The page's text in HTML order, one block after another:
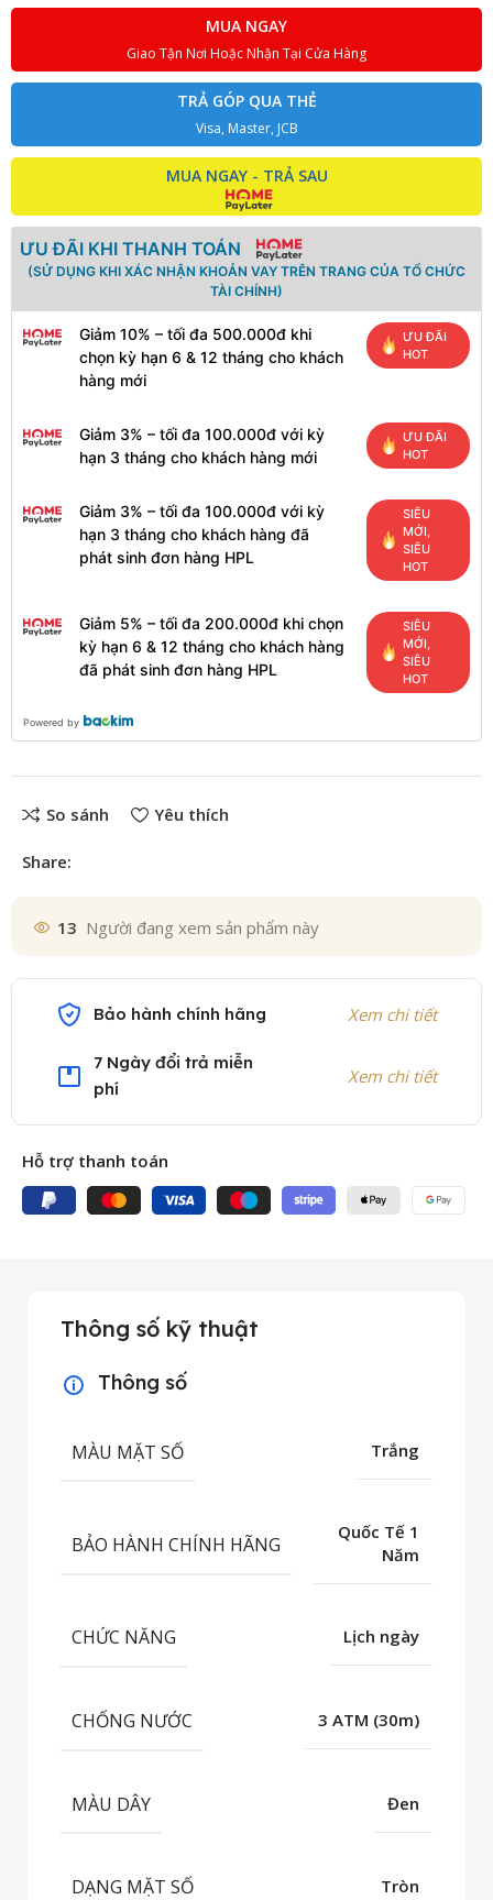
MUA NGAY
Giao Tận Nơi Hoặc Nhận Tại Cửa Hàng
TRẢ GÓP QUA THẺ
Visa, Master, JCB
MUA NGAY - TRẢ SAU
ƯU ĐÃI KHI THANH TOÁN
(SỬ DỤNG KHI XÁC NHẬN KHOẢN VAY TRÊN TRANG CỦA TỔ CHỨC
TÀI CHÍNH)
Giảm 10% – tối đa 500.000đ khi
chọn kỳ hạn 6 & 12 tháng cho khách
hàng mới
ƯU ĐÃI
HOT
Giảm 3% – tối đa 100.000đ với kỳ
hạn 3 tháng cho khách hàng mới
ƯU ĐÃI
HOT
Giảm 3% – tối đa 100.000đ với kỳ
hạn 3 tháng cho khách hàng đã
phát sinh đơn hàng HPL
SIÊU
MỚI,
SIÊU
HOT
Giảm 5% – tối đa 200.000đ khi chọn
kỳ hạn 6 & 12 tháng cho khách hàng
đã phát sinh đơn hàng HPL
SIÊU
MỚI,
SIÊU
HOT
Powered by
So sánh Yêu thích
Share:
13 Người đang xem sản phẩm này
Bảo hành chính hãng Xem chi tiết
7 Ngày đổi trả miễn
phí
Xem chi tiết
Hỗ trợ thanh toán
Thông số kỹ thuật
Thông số
MÀU MẶT SỐ Trắng
BẢO HÀNH CHÍNH HÃNG
Quốc Tế 1
Năm
CHỨC NĂNG Lịch ngày
CHỐNG NƯỚC 3 ATM (30m)
MÀU DÂY Đen
DẠNG MẶT SỐ Tròn